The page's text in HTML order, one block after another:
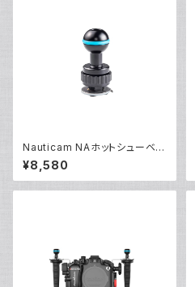
Nauticam NAホットシューベー
ス [40188]
¥8,580